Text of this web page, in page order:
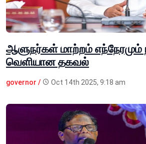
ஆளுநர்கள் மாற்றம் எந்நேரமும்
வெளியான தகவல்
governor / Oct 14th 2025, 9:18 am